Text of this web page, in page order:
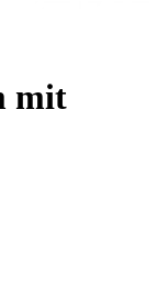
mit